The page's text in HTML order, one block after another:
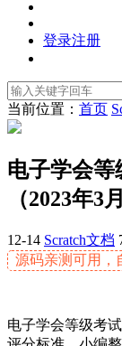
登录注册
当前位置： 首页
电子学会等
（2023年3
12-14 Scratch文档
源码亲测可用，
电子学会等级考